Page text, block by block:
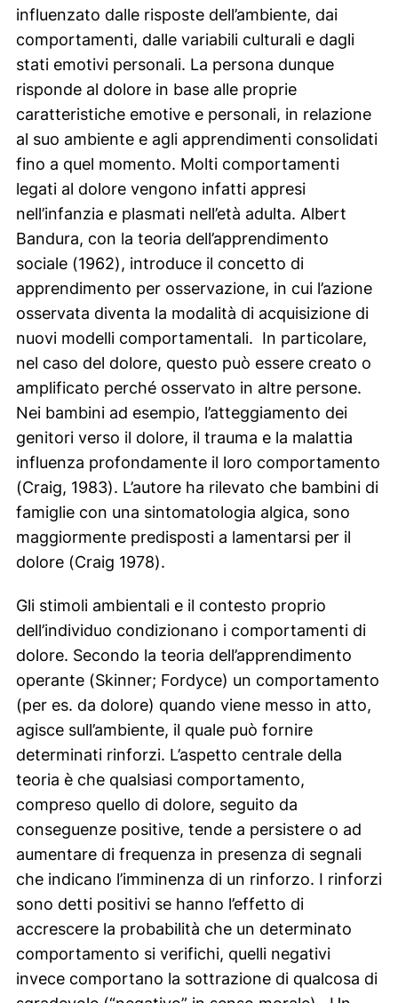
influenzato dalle risposte dell’ambiente, dai
comportamenti, dalle variabili culturali e dagli
stati emotivi personali. La persona dunque
risponde al dolore in base alle proprie
caratteristiche emotive e personali, in relazione
al suo ambiente e agli apprendimenti consolidati
fino a quel momento. Molti comportamenti
legati al dolore vengono infatti appresi
nell’infanzia e plasmati nell’età adulta. Albert
Bandura, con la teoria dell’apprendimento
sociale (1962), introduce il concetto di
apprendimento per osservazione, in cui l’azione
osservata diventa la modalità di acquisizione di
nuovi modelli comportamentali. In particolare,
nel caso del dolore, questo può essere creato o
amplificato perché osservato in altre persone.
Nei bambini ad esempio, l’atteggiamento dei
genitori verso il dolore, il trauma e la malattia
influenza profondamente il loro comportamento
(Craig, 1983). L’autore ha rilevato che bambini di
famiglie con una sintomatologia algica, sono
maggiormente predisposti a lamentarsi per il
dolore (Craig 1978).
Gli stimoli ambientali e il contesto proprio
dell’individuo condizionano i comportamenti di
dolore. Secondo la teoria dell’apprendimento
operante (Skinner; Fordyce) un comportamento
(per es. da dolore) quando viene messo in atto,
agisce sull’ambiente, il quale può fornire
determinati rinforzi. L’aspetto centrale della
teoria è che qualsiasi comportamento,
compreso quello di dolore, seguito da
conseguenze positive, tende a persistere o ad
aumentare di frequenza in presenza di segnali
che indicano l’imminenza di un rinforzo. I rinforzi
sono detti positivi se hanno l’effetto di
accrescere la probabilità che un determinato
comportamento si verifichi, quelli negativi
invece comportano la sottrazione di qualcosa di